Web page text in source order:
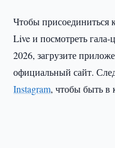
Чтобы присоединиться
Live и посмотреть
2026, загрузите
официальный сайт.
Instagram, чтобы быть в